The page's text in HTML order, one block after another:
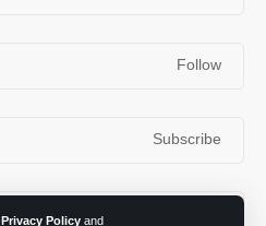
Privacy Policy and
Follow
Subscribe